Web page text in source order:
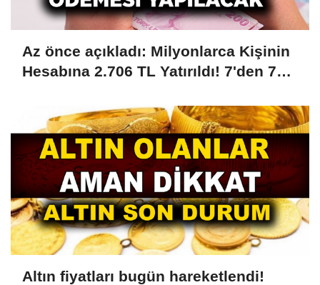
Az önce açıkladı: Milyonlarca Kişinin
Hesabına 2.706 TL Yatırıldı! 7'den 70'e
Yapılıyor! PTT'ye Kimliğiyle Giden
Parası Ödenecek
Altın fiyatları bugün hareketlendi!